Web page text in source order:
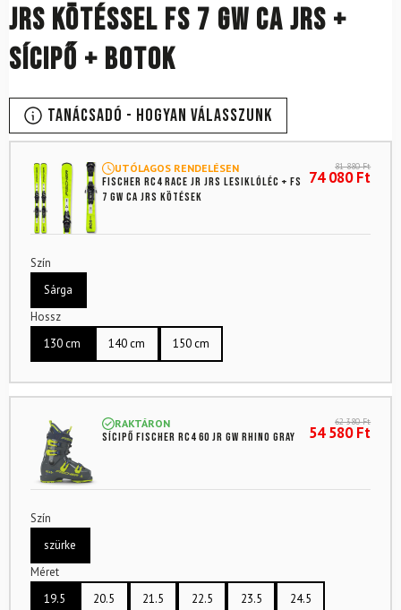
JRS kötéssel FS 7 GW CA JRS +
sícipő + botok
Tanácsadó - Hogyan válasszunk
UTÓLAGOS RENDELÉSEN
FISCHER RC4 RACE JR JRS lesiklóléc + FS
7 GW CA JRS kötések
81 880Ft
74 080Ft
Szín
Sárga
Hossz
130 cm
140 cm 150 cm
RAKTÁRON
Sícipő FISCHER RC4 60 Jr GW Rhino Gray
62 380Ft
54 580Ft
Szín
szürke
Méret
19.5
20.5 21.5 22.5 23.5 24.5